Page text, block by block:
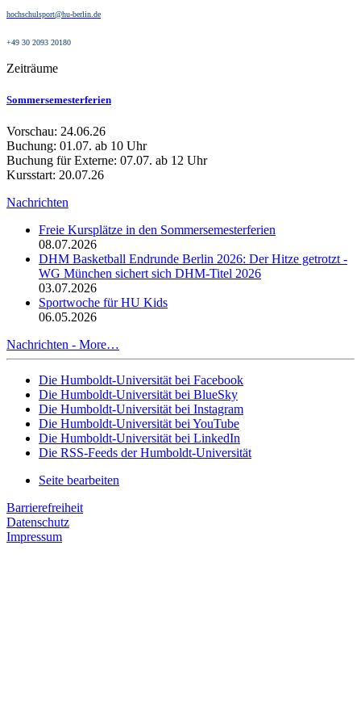
hochschulsport@hu-berlin.de
+49 30 2093 20180
Zeiträume
Sommersemesterferien
Vorschau: 24.06.26
Buchung: 01.07. ab 10 Uhr
Buchung für Externe: 07.07. ab 12 Uhr
Kursstart: 20.07.26
Nachrichten
Freie Kursplätze in den Sommersemesterferien
08.07.2026
DHM Basketball Endrunde Berlin 2026: Der Hitze getrotzt -
WG München sichert sich DHM-Titel 2026
03.07.2026
Sportwoche für HU Kids
06.05.2026
Nachrichten - More…
Die Humboldt-Universität bei Facebook
Die Humboldt-Universität bei BlueSky
Die Humboldt-Universität bei Instagram
Die Humboldt-Universität bei YouTube
Die Humboldt-Universität bei LinkedIn
Die RSS-Feeds der Humboldt-Universität
Seite bearbeiten
Barrierefreiheit
Datenschutz
Impressum